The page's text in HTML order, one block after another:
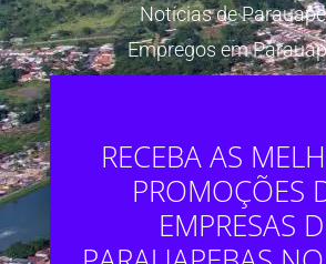
Notícias de
Empregos em
RECEBA AS
PROMOÇÕES
EMPRESAS